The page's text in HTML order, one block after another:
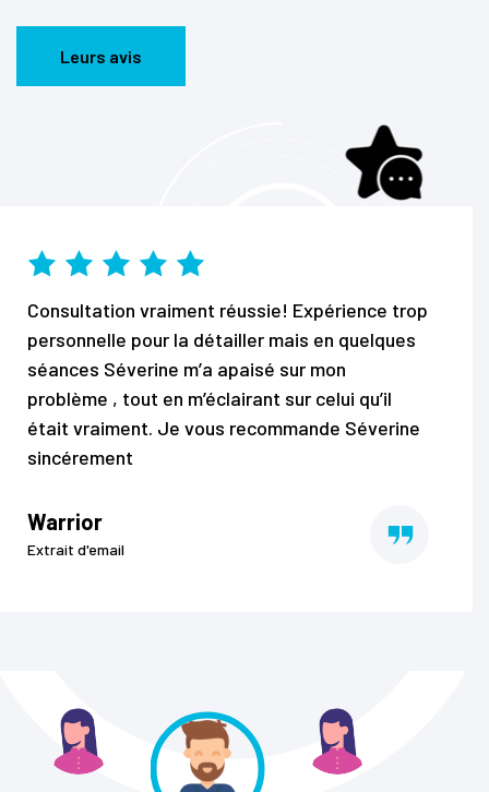
Leurs avis
Que du bonheur. Un grand merci à Séverine
sa méthode. J’ai enfin retrouvé un sommeil
réparateur
Leomar Herrera
Extrait de SMS